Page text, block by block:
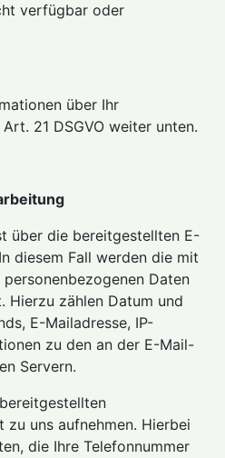
verfügbar oder
über Ihr
21 DSGVO weiter unten.
über die bereitgestellten E-
diesem Fall werden die mit
Daten
Hierzu zählen Datum und
E-Mailadresse, IP-
zu den an der E-Mail-
Servern.
zu uns aufnehmen. Hierbei
die Ihre Telefonnummer